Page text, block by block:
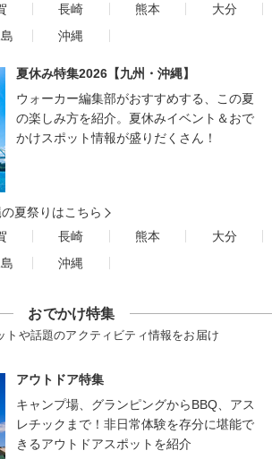
長崎 熊本
大分
沖縄
夏休み特集2026【九州・沖縄】
ウォーカー編集部がおすすめする、この夏
の楽しみ方を紹介。夏休みイベント＆おで
かけスポット情報が盛りだくさん！
夏祭りはこちら
長崎 熊本
大分
沖縄
おでかけ特集
トや話題のアクティビティ情報をお届け
アウトドア特集
キャンプ場、グランピングからBBQ、アス
レチックまで！非日常体験を存分に堪能で
きるアウトドアスポットを紹介